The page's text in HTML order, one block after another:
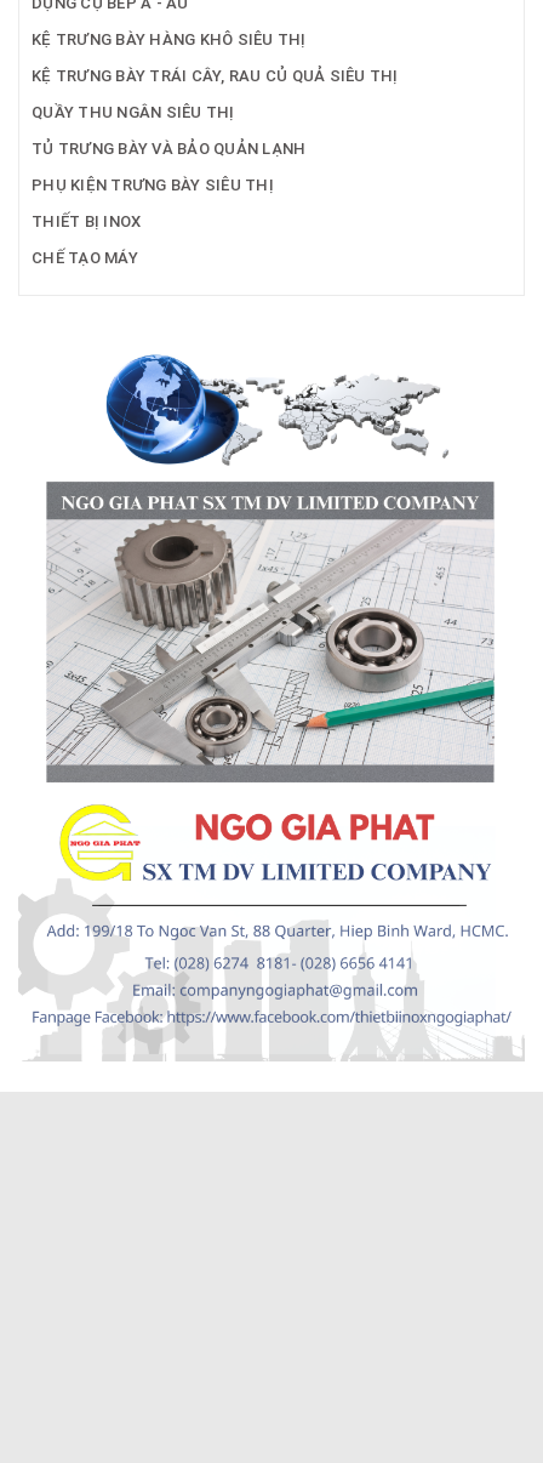
KỆ TRƯNG BÀY HÀNG KHÔ SIÊU THỊ
KỆ TRƯNG BÀY TRÁI CÂY, RAU CỦ QUẢ SIÊU THỊ
QUẦY THU NGÂN SIÊU THỊ
TỦ TRƯNG BÀY VÀ BẢO QUẢN LẠNH
PHỤ KIỆN TRƯNG BÀY SIÊU THỊ
THIẾT BỊ INOX
CHẾ TẠO MÁY